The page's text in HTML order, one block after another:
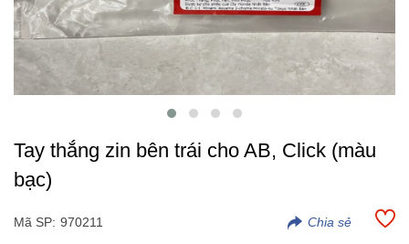
Tay thắng zin bên trái cho AB, Click (màu
bạc)
Mã SP: 970211